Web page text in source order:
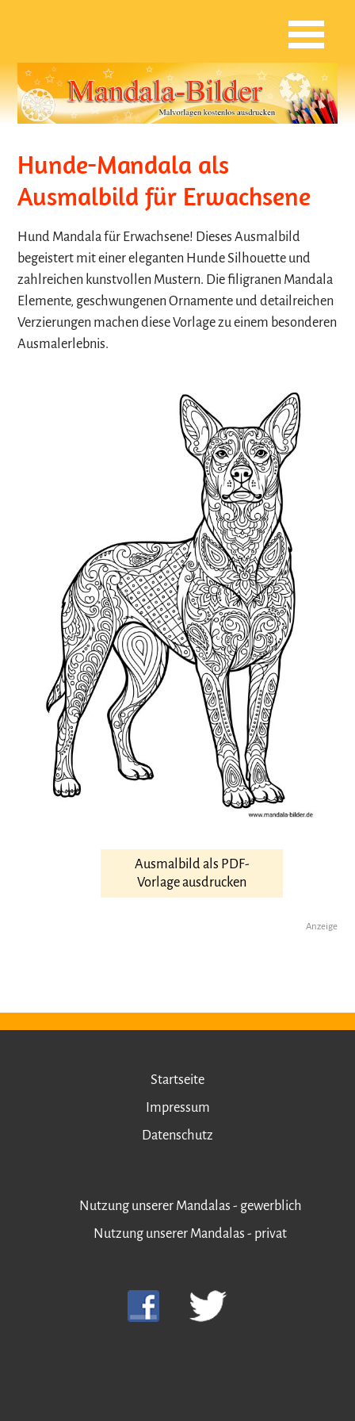
Hunde-Mandala als
Ausmalbild für Erwachsene
Hund Mandala für Erwachsene! Dieses Ausmalbild
begeistert mit einer eleganten Hunde Silhouette und
zahlreichen kunstvollen Mustern. Die filigranen Mandala
Elemente, geschwungenen Ornamente und detailreichen
Verzierungen machen diese Vorlage zu einem besonderen
Ausmalerlebnis.
Ausmalbild als PDF-
Vorlage ausdrucken
Anzeige
Startseite
Impressum
Datenschutz
Nutzung unserer Mandalas - gewerblich
Nutzung unserer Mandalas - privat